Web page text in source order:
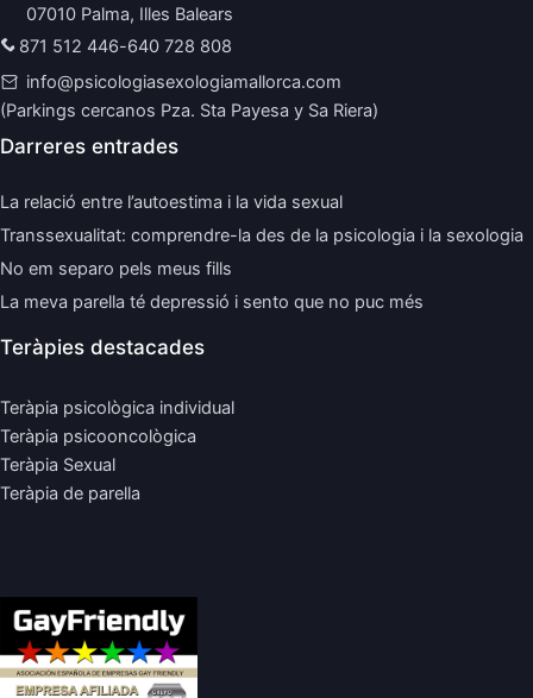
07010 Palma, Illes Balears
871 512 446-640 728 808
info@psicologiasexologiamallorca.com
(Parkings cercanos Pza. Sta Payesa y Sa Riera)
Darreres entrades
La relació entre l’autoestima i la vida sexual
Transsexualitat: comprendre-la des de la psicologia i la sexologia
No em separo pels meus fills
La meva parella té depressió i sento que no puc més
Teràpies destacades
Teràpia psicològica individual
Teràpia psicooncològica
Teràpia Sexual
Teràpia de parella